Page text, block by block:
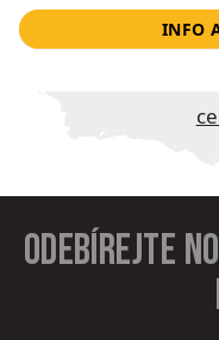
INFO
Odebírejte